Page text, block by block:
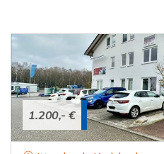
1.200,- €